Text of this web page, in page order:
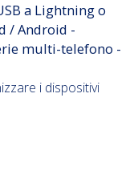
a Lightning o
/ Android -
multi-telefono -
i dispositivi